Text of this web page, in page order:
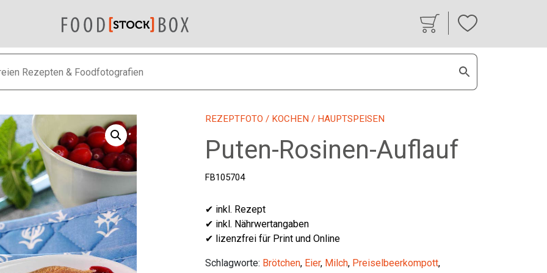
REZEPTFOTO / KOCHEN / HAUPTSPEISEN
Puten-Rosinen-Auflauf
FB105704
✔ inkl. Rezept
✔ inkl. Nährwertangaben
✔ lizenzfrei für Print und Online
Schlagworte: Brötchen, Eier, Milch, Preiselbeerkompott,